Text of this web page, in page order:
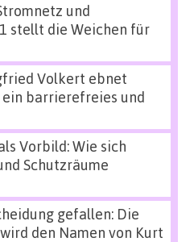
und
stellt die Weichen für
Volkert ebnet
ein barrierefreies und
Vorbild: Wie sich
Schutzräume
gefallen: Die
den Namen von Kurt